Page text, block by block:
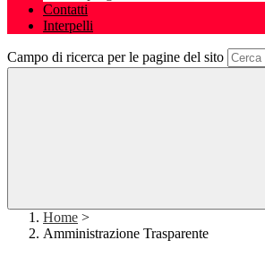
Contatti
Interpelli
Campo di ricerca per le pagine del sito
Home >
Amministrazione Trasparente